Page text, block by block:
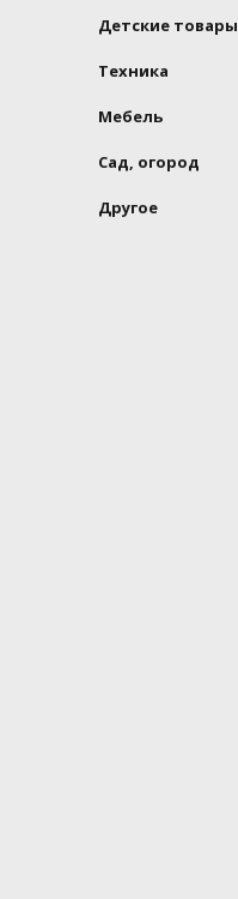
Детские товары
Техника
Мебель
Сад, огород
Другое